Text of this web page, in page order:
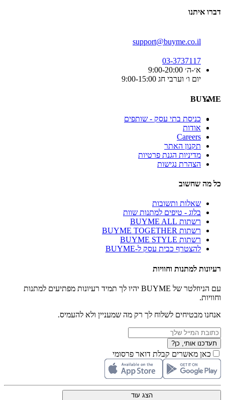
דברו איתנו
support@buyme.co.il
03-3737117
א׳-ה׳ 9:00-20:00
יום ו׳ וערבי חג 9:00-15:00
BUYME
כניסת בתי עסק - שותפים
אודות
Careers
תקנון האתר
מדיניות הגנת פרטיות
הצהרת נגישות
כל מה שחשוב
שאלות ותשובות
בלוג - טיפים למתנות שוות
רשתות BUYME ALL
רשתות BUYME TOGETHER
רשתות BUYME STYLE
להצטרף כבית עסק ל-BUYME
רעיונות למתנות וחוויות
עם הניוזלטר של BUYME יהיו לך תמיד רעיונות מפתיעים למתנות
וחוויות.
אנחנו מבטיחים לשלוח לך רק מה שמעניין ולא להעמיס.
תעדכנו אותי, כן?
כאן מאשרים קבלת דואר פרסומי
הצג עוד